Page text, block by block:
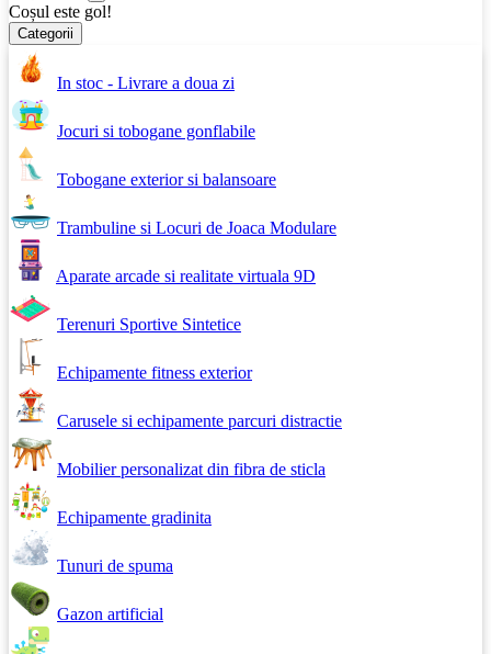
Coșul este gol!
Categorii
In stoc - Livrare a doua zi
Jocuri si tobogane gonflabile
Tobogane exterior si balansoare
Trambuline si Locuri de Joaca Modulare
Aparate arcade si realitate virtuala 9D
Terenuri Sportive Sintetice
Echipamente fitness exterior
Carusele si echipamente parcuri distractie
Mobilier personalizat din fibra de sticla
Echipamente gradinita
Tunuri de spuma
Gazon artificial